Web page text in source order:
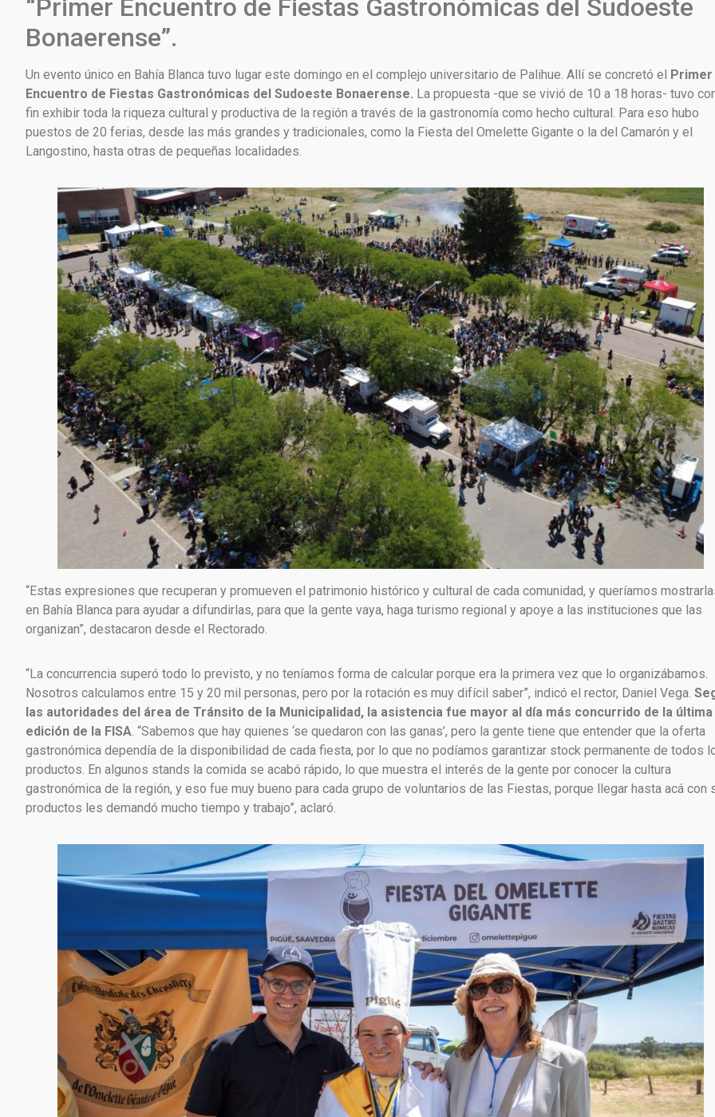
“Primer Encuentro de Fiestas Gastronómicas del Sudoeste
Bonaerense”.
Un evento único en Bahía Blanca tuvo lugar este domingo en el complejo universitario de Palihue. Allí se concretó el Primer
Encuentro de Fiestas Gastronómicas del Sudoeste Bonaerense. La propuesta -que se vivió de 10 a 18 horas- tuvo
fin exhibir toda la riqueza cultural y productiva de la región a través de la gastronomía como hecho cultural. Para eso hubo
puestos de 20 ferias, desde las más grandes y tradicionales, como la Fiesta del Omelette Gigante o la del Camarón y el
Langostino, hasta otras de pequeñas localidades.
“Estas expresiones que recuperan y promueven el patrimonio histórico y cultural de cada comunidad, y queríamos
en Bahía Blanca para ayudar a difundirlas, para que la gente vaya, haga turismo regional y apoye a las instituciones que las
organizan”, destacaron desde el Rectorado.
“La concurrencia superó todo lo previsto, y no teníamos forma de calcular porque era la primera vez que lo organizábamos.
Nosotros calculamos entre 15 y 20 mil personas, pero por la rotación es muy difícil saber”, indicó el rector, Daniel Vega.
las autoridades del área de Tránsito de la Municipalidad, la asistencia fue mayor al día más concurrido de la última
edición de la FISA . “Sabemos que hay quienes ‘se quedaron con las ganas’, pero la gente tiene que entender que la oferta
gastronómica dependía de la disponibilidad de cada fiesta, por lo que no podíamos garantizar stock permanente de todos
productos. En algunos stands la comida se acabó rápido, lo que muestra el interés de la gente por conocer la cultura
gastronómica de la región, y eso fue muy bueno para cada grupo de voluntarios de las Fiestas, porque llegar hasta acá con
productos les demandó mucho tiempo y trabajo”, aclaró.